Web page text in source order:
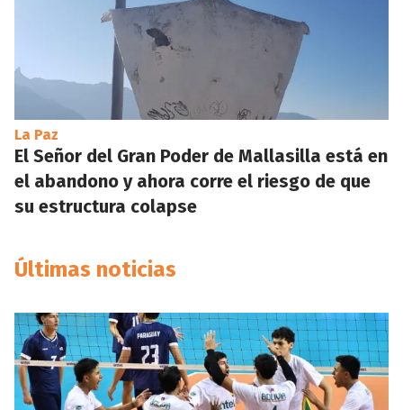
La Paz
El Señor del Gran Poder de Mallasilla está en
el abandono y ahora corre el riesgo de que
su estructura colapse
Últimas noticias